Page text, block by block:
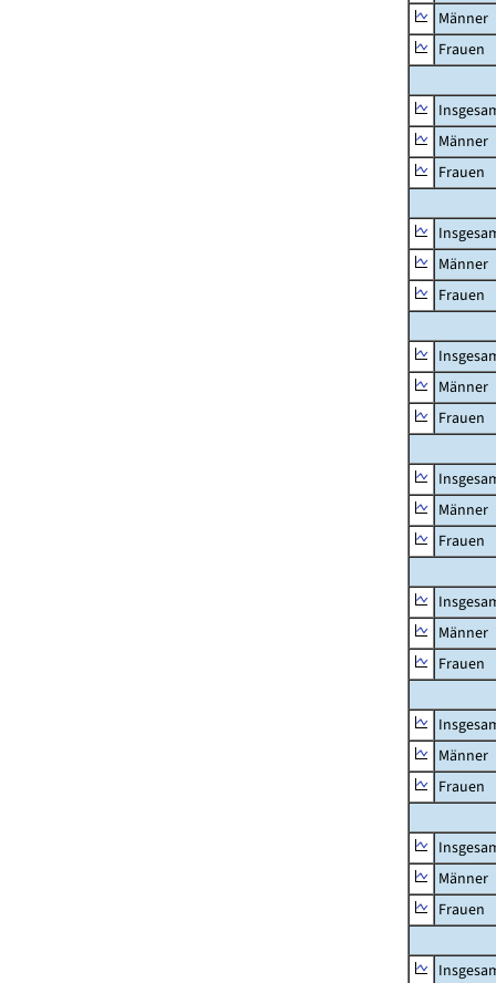
Männer
Frauen
Männer
Frauen
Männer
Frauen
Männer
Frauen
Männer
Frauen
Männer
Frauen
Männer
Frauen
Männer
Frauen